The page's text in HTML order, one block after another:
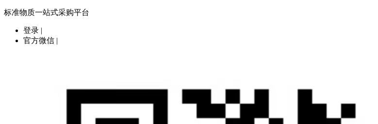
标准物质一站式采购平台
登录 |
官方微信 |